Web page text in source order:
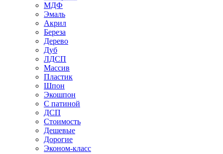
МДФ
Эмаль
Акрил
Береза
Дерево
Дуб
ЛДСП
Массив
Пластик
Шпон
Экошпон
С патиной
ДСП
Стоимость
Дешевые
Дорогие
Эконом-класс